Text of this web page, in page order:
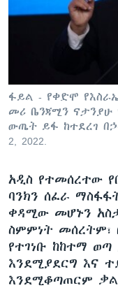
ቋንቋዎች
ፋይል - የቀድሞ
መሪ ቤንጃሚን
ውጤት ይፋ ከተደረገ
2, 2022.
አዲስ የተመሰረተው
ባንክን ሰፈራ
ቀዳሚው መሆኑን
ስምምነት መሰረትም፣
የተገነቡ ከከተማ
እንደሚያደርግ እና
እንደሚቆጣጠርም